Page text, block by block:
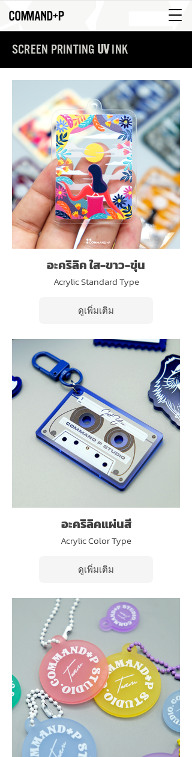
SCREEN PRINTING UVINK
อะคริลิค ใส-ขาว-ขุ่น
Acrylic Standard Type
ดูเพิ่มเติม
อะคริลิคแผ่นสี
Acrylic Color Type
ดูเพิ่มเติม